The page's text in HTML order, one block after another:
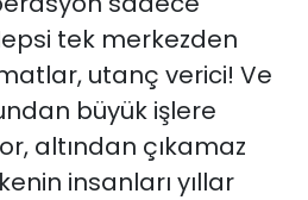
tek merkezden
utanç verici! Ve
büyük işlere
altından çıkamaz
insanları yıllar